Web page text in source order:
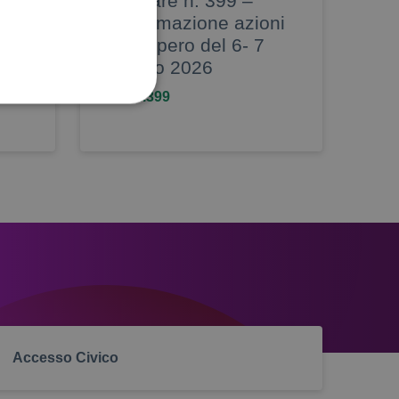
Proclamazione azioni
di sciopero del 6- 7
maggio 2026
circ. n.399
Accesso Civico
banking
di effettuare e
della scala di grigi